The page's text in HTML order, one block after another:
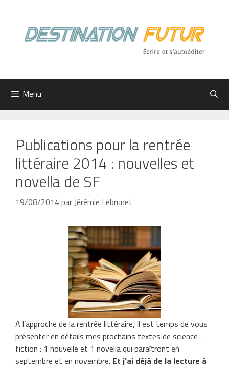
contenu
Menu
Publications pour la rentrée
littéraire 2014 : nouvelles et
novella de SF
19/08/2014par Jérémie Lebrunet
A l’approche de la rentrée littéraire, il est temps de vous
présenter en détails mes prochains textes de science-
fiction : 1 nouvelle et 1 novella qui paraîtront en
septembre et en novembre. Et j’ai déjà de la lecture à